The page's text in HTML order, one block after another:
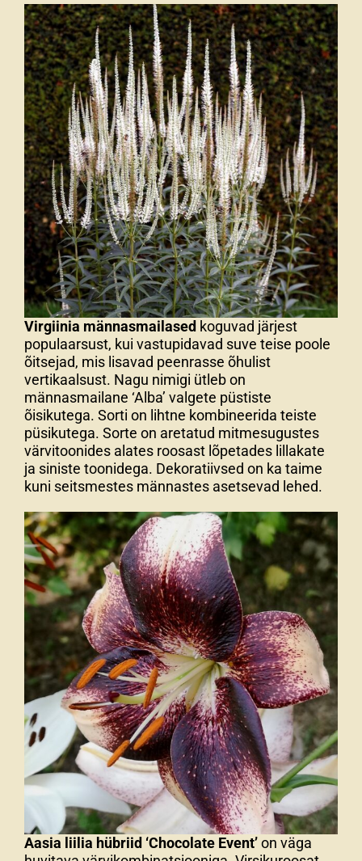
Virgiinia männasmailased koguvad järjest
populaarsust, kui vastupidavad suve teise poole
õitsejad, mis lisavad peenrasse õhulist
vertikaalsust. Nagu nimigi ütleb on
männasmailane ‘Alba’ valgete püstiste
õisikutega. Sorti on lihtne kombineerida teiste
püsikutega. Sorte on aretatud mitmesugustes
värvitoonides alates roosast lõpetades lillakate
ja siniste toonidega. Dekoratiivsed on ka taime
kuni seitsmestes männastes asetsevad lehed.
Aasia liilia hübriid ‘Chocolate Event’on väga